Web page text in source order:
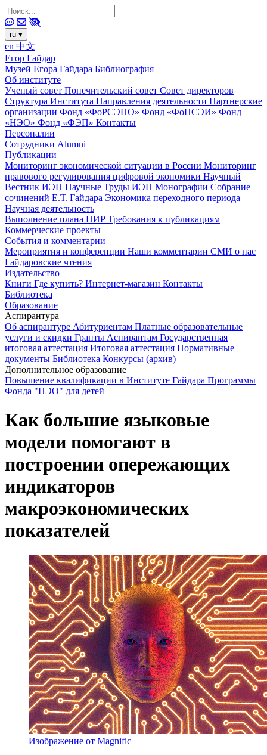
ru ▾
en 中文
Егор Гайдар
Музей Егора Гайдара Библиография
Об институте
Ученый совет Попечительский совет Совет директоров
Структура Института Направления деятельности Партнерские
организации Фонд «ФоРСЭНО» Фонд «ФоПСЭИ» Фонд
«НЭО» Фонд «ФЭП» Контакты
Персоналии
Сотрудники Alumni
Публикации
Мониторинг экономической ситуации в России Мониторинг
правового регулирования цифровой экономики Научный
Вестник ИЭП Научные Труды ИЭП Монографии Собрание
сочинений Е.Т. Гайдара Экономика переходного периода
Научная деятельность
Выполнение плана НИР Требования к публикациям
Коммерческие проекты
События и комментарии
Мероприятия и конференции Наши комментарии СМИ о нас
Гайдаровские чтения
Издательство
Книги Где купить? Интернет-магазин Контакты
Библиотека
Образование
Аспирантура
Об аспирантуре Абитуриентам Платные образовательные
услуги и скидки Гранты Аспирантам Государственная
итоговая аттестация Итоговая аттестация Нормативные
документы Библиотека Конкурсы (архив)
Дополнительное образование
Повышение квалификации в Институте Гайдара Программы
Фонда "НЭО" для детей
Как большие языковые
модели помогают в
построении опережающих
индикаторов
макроэкономических
показателей
Изображение от Magnific